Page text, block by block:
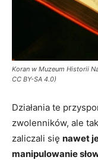
Koran w Muzeum Historii
CC BY-SA 4.0)
Działania te
zwolenników, ale
zaliczali się nawet
manipulowanie